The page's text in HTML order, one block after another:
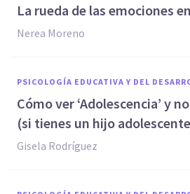
La rueda de las emociones
Nerea Moreno
PSICOLOGÍA EDUCATIVA Y DEL
Cómo ver ‘Adolescencia’ y
(si tienes un hijo
Gisela Rodríguez